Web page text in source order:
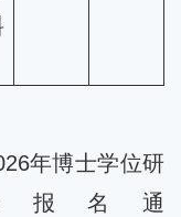
年博士学位研
报名通